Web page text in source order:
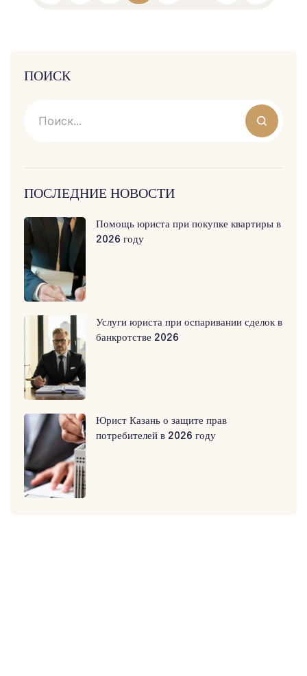
ПОИСК
ПОСЛЕДНИЕ НОВОСТИ
Помощь юриста при покупке квартиры в
2026 году
Услуги юриста при оспаривании сделок в
банкротстве 2026
Юрист Казань о защите прав
потребителей в 2026 году